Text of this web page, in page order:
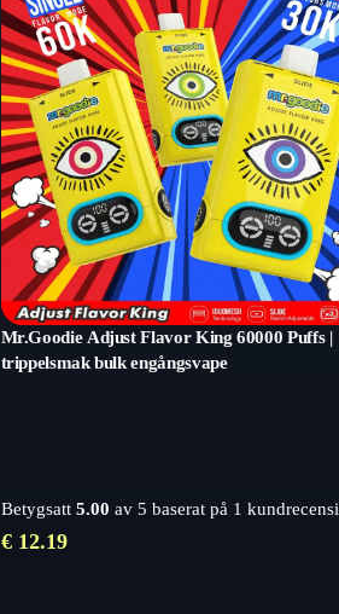
Mr.Goodie Adjust Flavor King 60000 Puffs |
trippelsmak bulk engångsvape
Betygsatt 5.00 av 5 baserat på 1
€12.19